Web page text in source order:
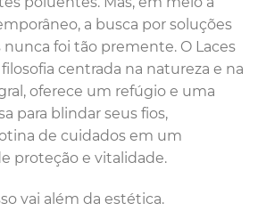
a busca por soluções
nunca foi tão premente. O Laces
centrada na natureza e na
oferece um refúgio e uma
para blindar seus fios,
de cuidados em um
proteção e vitalidade.
vai além da estética.